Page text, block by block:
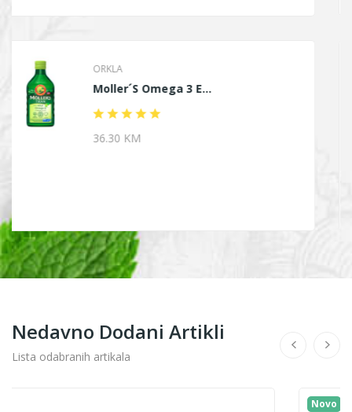
TTO Termalne Marami...
Nedavno Dodani Artikli
Lista odabranih artikala